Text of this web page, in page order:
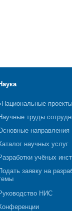
труды
направления
научных услуг
учёных
заявку на
НИС